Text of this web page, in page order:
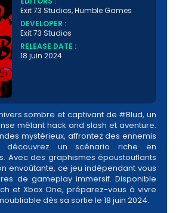
Exit 73 Studios, Humble Games
DEVELOPER :
Exit 73 Studios
RELEASE DATE :
18 juin 2024
sombre et captivant de #Blud, un
mêlant hack and slash et aventure.
mystérieux, affrontez des ennemis
découvrez un scénario riche en
Avec des graphismes époustouflants
envoûtante, ce jeu indépendant vous
de gameplay immersif. Disponible
et Xbox One, préparez-vous à vivre
dès sa sortie le 18 juin 2024.